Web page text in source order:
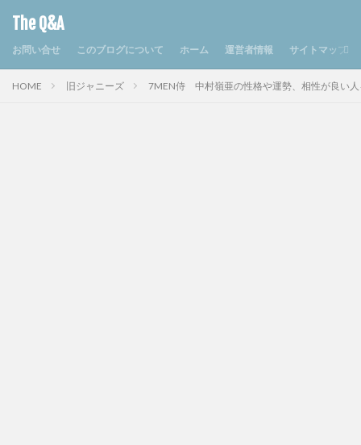
The Q&A
お問い合せ このブログについて ホーム 運営者情報 サイトマップ
HOME 旧ジャニーズ 7MEN侍 中村嶺亜の性格や運勢、相性が良い